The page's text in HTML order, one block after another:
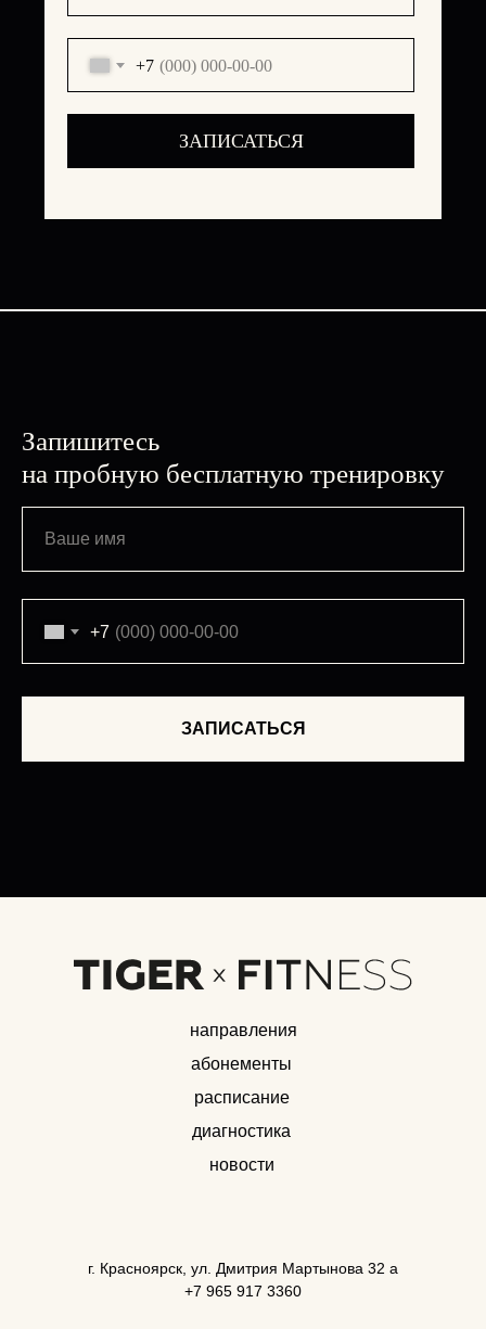
+7
ЗАПИСАТЬСЯ
Запишитесь
на пробную бесплатную тренировку
+7
ЗАПИСАТЬСЯ
направления
абонементы
расписание
диагностика
новости
г. Красноярск, ул. Дмитрия Мартынова 32 а
+7 965 917 3360